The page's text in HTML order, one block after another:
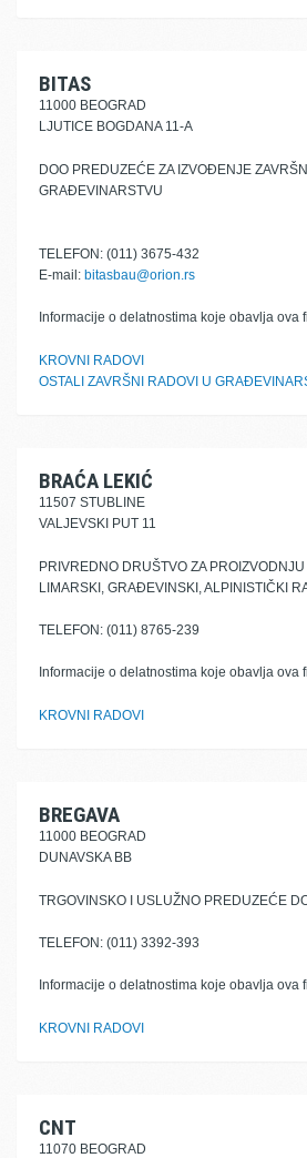
BITAS
11000 BEOGRAD
LJUTICE BOGDANA 11-A
DOO PREDUZEĆE ZA IZVOĐENJE
GRAĐEVINARSTVU
TELEFON: (011) 3675-432
E-mail: bitasbau@orion.rs
Informacije o delatnostima koje obavlja ova
KROVNI RADOVI
OSTALI ZAVRŠNI RADOVI U
BRAĆA LEKIĆ
11507 STUBLINE
VALJEVSKI PUT 11
PRIVREDNO DRUŠTVO ZA
LIMARSKI, GRAĐEVINSKI, ALPINISTIČKI
TELEFON: (011) 8765-239
Informacije o delatnostima koje obavlja ova
KROVNI RADOVI
BREGAVA
11000 BEOGRAD
DUNAVSKA BB
TRGOVINSKO I USLUŽNO PREDUZEĆE
TELEFON: (011) 3392-393
Informacije o delatnostima koje obavlja ova
KROVNI RADOVI
CNT
11070 BEOGRAD